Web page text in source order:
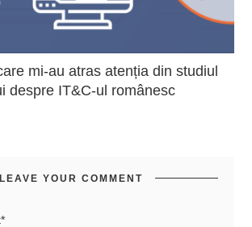
mi-au atras atenția din studiul
despre IT&C-ul românesc
LEAVE YOUR COMMENT